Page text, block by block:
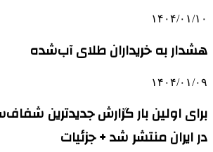
۱۴۰۴/۰۱/۱۰
هشدار به خریداران طلای آب‌شده
۱۴۰۴/۰۱/۰۹
برای اولین بار گزارش جدیدترین
در ایران منتشر شد + جزئیات